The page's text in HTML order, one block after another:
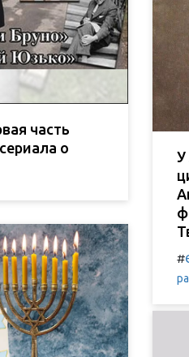
часть
о
У
#